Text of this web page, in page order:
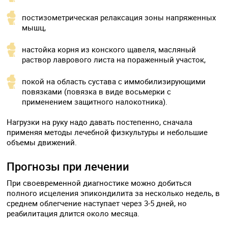
постизометрическая релаксация зоны напряженных
мышц,
настойка корня из конского щавеля, масляный
раствор лаврового листа на пораженный участок,
покой на область сустава с иммобилизирующими
повязками (повязка в виде восьмерки с
применением защитного налокотника).
Нагрузки на руку надо давать постепенно, сначала
применяя методы лечебной физкультуры и небольшие
объемы движений.
Прогнозы при лечении
При своевременной диагностике можно добиться
полного исцеления эпикондилита за несколько недель, в
среднем облегчение наступает через 3-5 дней, но
реабилитация длится около месяца.